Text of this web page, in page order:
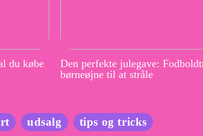
du købe
Den perfekte julegave:
børneøjne til at stråle
udsalg tips og tricks